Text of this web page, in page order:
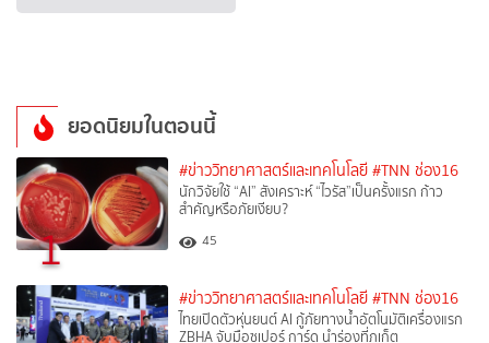
ยอดนิยมในตอนนี้
1
#ข่าววิทยาศาสตร์และเทคโนโลยี #TNN ช่อง16
นักวิจัยใช้ “AI” สังเคราะห์ “ไวรัส”เป็นครั้งแรก ก้าว
สำคัญหรือภัยเงียบ?
45
#ข่าววิทยาศาสตร์และเทคโนโลยี #TNN ช่อง16
ไทยเปิดตัวหุ่นยนต์ AI กู้ภัยทางน้ำอัตโนมัติเครื่องแรก
ZBHA จับมือซูเปอร์ การ์ด นำร่องที่ภูเก็ต